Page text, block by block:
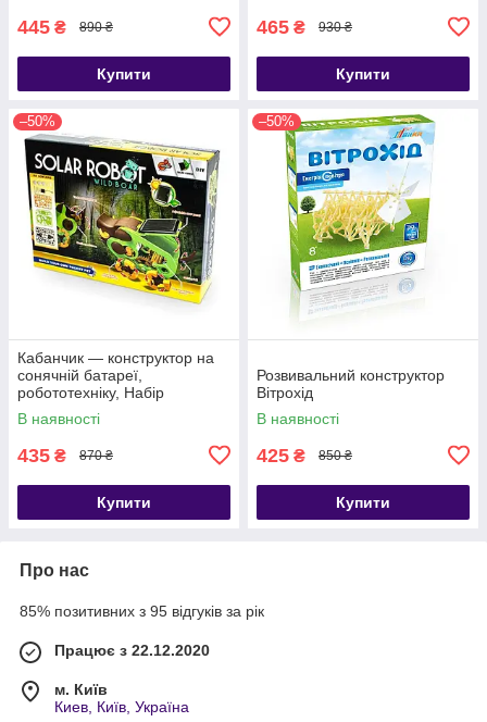
445 ₴ 890 ₴
Купити
465 ₴ 930 ₴
Купити
–50%
Кабанчик — конструктор на
сонячній батареї,
робототехніку, Набір
конструктор робот зроби сам
В наявності
435 ₴ 870 ₴
Купити
–50%
Розвивальний конструктор
Вітрохід
В наявності
425 ₴ 850 ₴
Купити
Про нас
85% позитивних з 95 відгуків за рік
Працює з 22.12.2020
м. Київ
Киев, Київ, Україна